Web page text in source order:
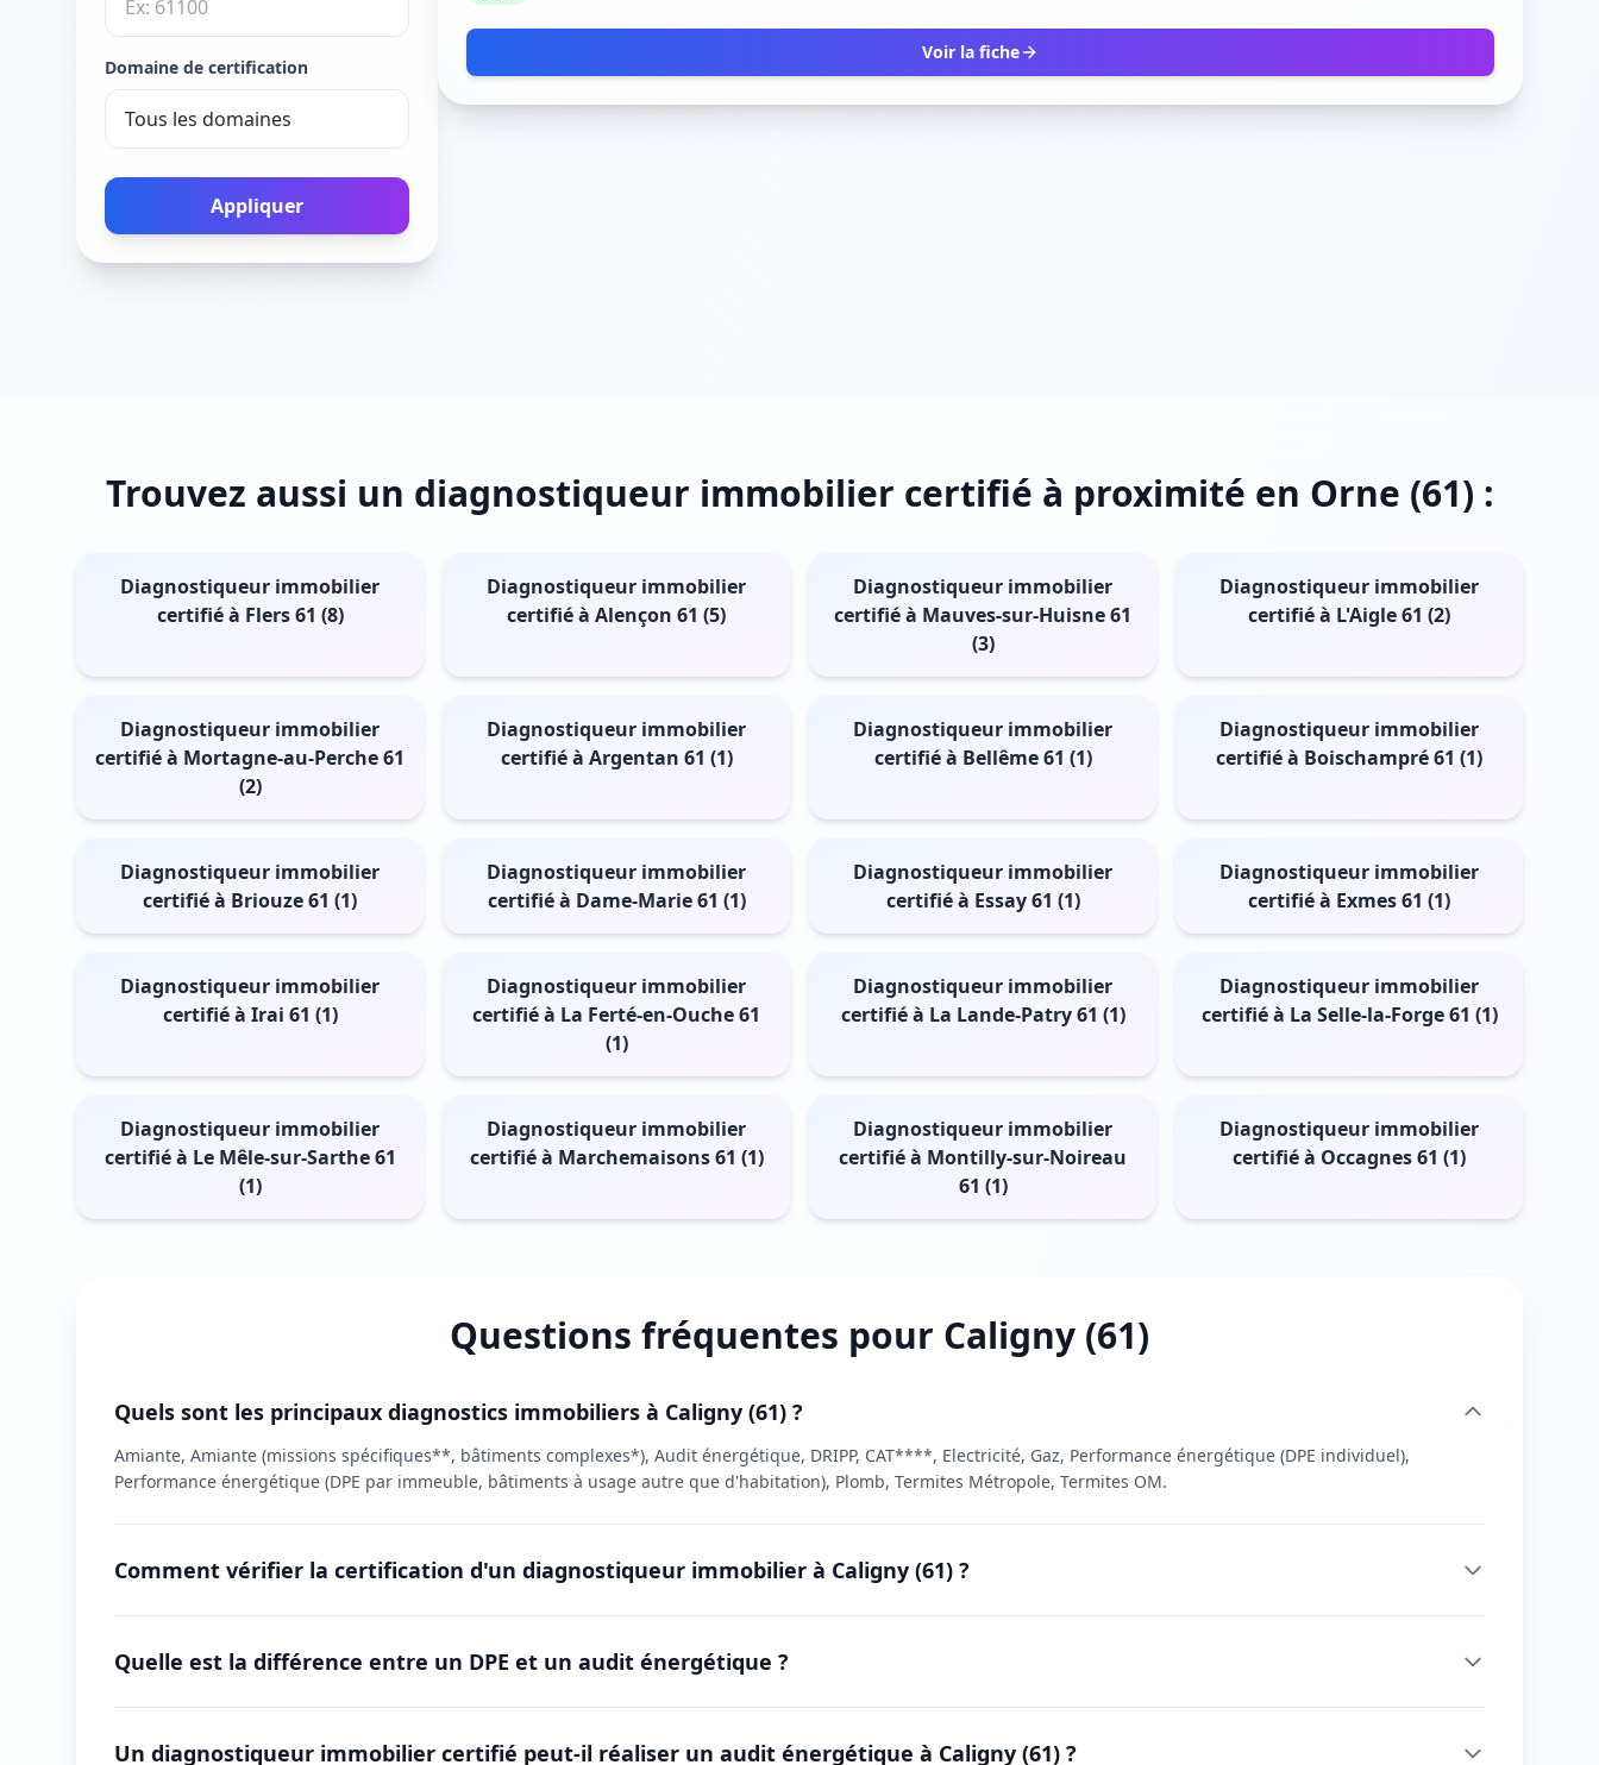
Domaine de certification
Appliquer
Voir la fiche
Trouvez aussi un diagnostiqueur immobilier certifié à proximité en Orne (61) :
Diagnostiqueur immobilier
certifié à Flers 61 (8)
Diagnostiqueur immobilier
certifié à Alençon 61 (5)
Diagnostiqueur immobilier
certifié à Mauves-sur-Huisne 61
(3)
Diagnostiqueur immobilier
certifié à L'Aigle 61 (2)
Diagnostiqueur immobilier
certifié à Mortagne-au-Perche 61
(2)
Diagnostiqueur immobilier
certifié à Argentan 61 (1)
Diagnostiqueur immobilier
certifié à Bellême 61 (1)
Diagnostiqueur immobilier
certifié à Boischampré 61 (1)
Diagnostiqueur immobilier
certifié à Briouze 61 (1)
Diagnostiqueur immobilier
certifié à Dame-Marie 61 (1)
Diagnostiqueur immobilier
certifié à Essay 61 (1)
Diagnostiqueur immobilier
certifié à Exmes 61 (1)
Diagnostiqueur immobilier
certifié à Irai 61 (1)
Diagnostiqueur immobilier
certifié à La Ferté-en-Ouche 61
(1)
Diagnostiqueur immobilier
certifié à La Lande-Patry 61 (1)
Diagnostiqueur immobilier
certifié à La Selle-la-Forge 61 (1)
Diagnostiqueur immobilier
certifié à Le Mêle-sur-Sarthe 61
(1)
Diagnostiqueur immobilier
certifié à Marchemaisons 61 (1)
Diagnostiqueur immobilier
certifié à Montilly-sur-Noireau
61 (1)
Diagnostiqueur immobilier
certifié à Occagnes 61 (1)
Questions fréquentes pour Caligny (61)
Quels sont les principaux diagnostics immobiliers à Caligny (61) ?
Amiante, Amiante (missions spécifiques**, bâtiments complexes*), Audit énergétique, DRIPP, CAT****, Electricité, Gaz, Performance énergétique (DPE individuel),
Performance énergétique (DPE par immeuble, bâtiments à usage autre que d'habitation), Plomb, Termites Métropole, Termites OM.
Comment vérifier la certification d'un diagnostiqueur immobilier à Caligny (61) ?
Quelle est la différence entre un DPE et un audit énergétique ?
Un diagnostiqueur immobilier certifié peut-il réaliser un audit énergétique à Caligny (61) ?